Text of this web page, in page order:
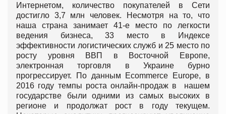
Интернетом, количество покупателей в Сети
достигло 3,7 млн человек. Несмотря на то, что
наша страна занимает 41-е место по легкости
ведения бизнеса, 33 место в Индексе
эффективности логистических служб и 25 место по
росту уровня ВВП в Восточной Европе,
электронная торговля в Украине бурно
прогрессирует. По данным Ecommerce Europe, в
2016 году темпы роста онлайн-продаж в нашем
государстве были одними из самых высоких в
регионе и продолжат рост в году текущем.